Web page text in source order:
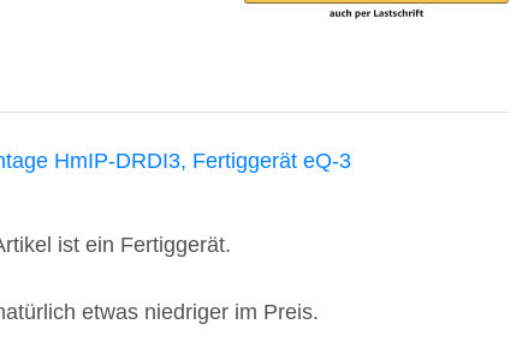
HmIP-DRDI3, Fertiggerät eQ-3
ist ein Fertiggerät.
etwas niedriger im Preis.